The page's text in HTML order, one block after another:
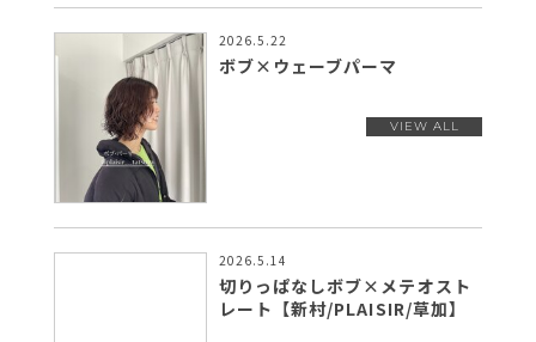
2026.5.22
ボブ×ウェーブパーマ
2026.5.14
切りっぱなしボブ×メテオスト
レート【新村/PLAISIR/草加】